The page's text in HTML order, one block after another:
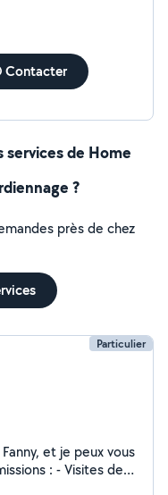
Contacter
services de Home
?
près de chez
Particulier
Visites de